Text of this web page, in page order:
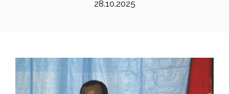
28.10.2025